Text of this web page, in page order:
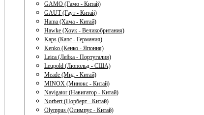
GAMO (Гамо - Китай)
GAUT (Гаут - Китай)
Hama (Хама - Китай)
Hawke (Хоук - Великобритания)
Kaps (Капс - Германия)
Kenko (Кенко - Япония)
Leica (Лейка - Португалия)
Leupold (Люпольд - США)
Meade (Мид - Китай)
MINOX (Минокс - Китай)
Navigator (Навигатор - Китай)
Norbert (Норберт - Китай)
Olympus (Олимпус - Китай)